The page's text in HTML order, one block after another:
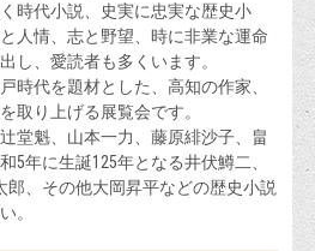
時代小説、史実に忠実な歴史小
人情、志と野望、時に非業な運命
し、愛読者も多くいます。
時代を題材とした、高知の作家、
取り上げる展覧会です。
堂魁、山本一力、藤原緋沙子、畠
5年に生誕125年となる井伏鱒二、
郎、その他大岡昇平などの歴史小説
。